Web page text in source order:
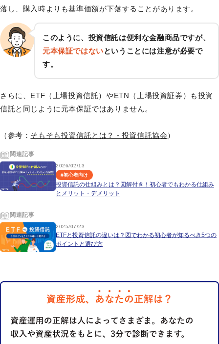
落し、購入時よりも基準価額が下落することがあります。
このように、投資信託は便利な金融商品ですが、
元本保証ではないということには注意が必要で
す。
さらに、ETF（上場投資信託）やETN（上場投資証券）も投資
信託と同じように元本保証ではありません。
（参考： そもそも投資信託とは？ - 投資信託協会）
関連記事
2026/02/13
#初心者向け
投資信託の仕組みとは？図解付き！初心者でもわかる仕組み
とメリット・デメリット
関連記事
2025/07/23
ETFと投資信託の違いは？図でわかる初心者が知るべき5つの
ポイントと選び方